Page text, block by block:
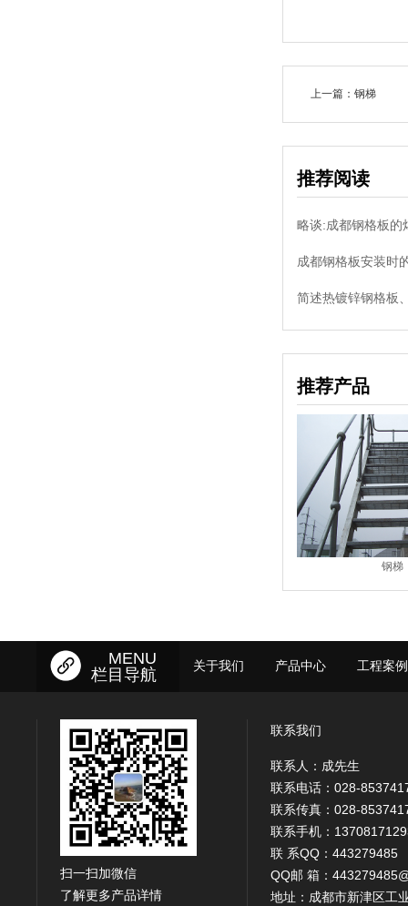
上一篇：钢梯
推荐阅读
略谈:成都钢格板的
成都钢格板安装时
简述热镀锌钢格板
推荐产品
钢梯
MENU
栏目导航
关于我们 产品中心 工程案例
扫一扫加微信
了解更多产品详情
联系我们
联系人：成先生
联系电话：028-
联系传真：028-
联系手机：
联 系QQ：443279485
QQ邮 箱：
地址：成都市新津区工